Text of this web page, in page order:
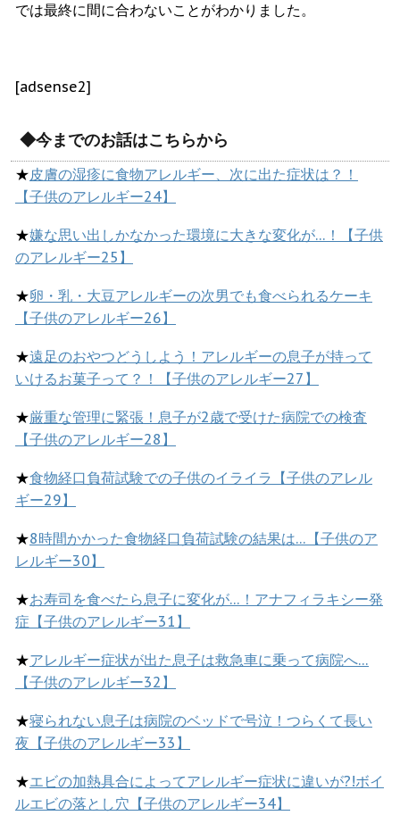
では最終に間に合わないことがわかりました。
[adsense2]
◆今までのお話はこちらから
★皮膚の湿疹に食物アレルギー、次に出た症状は？！
【子供のアレルギー24】
★嫌な思い出しかなかった環境に大きな変化が…！【子供
のアレルギー25】
★卵・乳・大豆アレルギーの次男でも食べられるケーキ
【子供のアレルギー26】
★遠足のおやつどうしよう！アレルギーの息子が持って
いけるお菓子って？！【子供のアレルギー27】
★厳重な管理に緊張！息子が2歳で受けた病院での検査
【子供のアレルギー28】
★食物経口負荷試験での子供のイライラ【子供のアレル
ギー29】
★8時間かかった食物経口負荷試験の結果は…【子供のア
レルギー30】
★お寿司を食べたら息子に変化が…！アナフィラキシー発
症【子供のアレルギー31】
★アレルギー症状が出た息子は救急車に乗って病院へ…
【子供のアレルギー32】
★寝られない息子は病院のベッドで号泣！つらくて長い
夜【子供のアレルギー33】
★エビの加熱具合によってアレルギー症状に違いが?!ボイ
ルエビの落とし穴【子供のアレルギー34】